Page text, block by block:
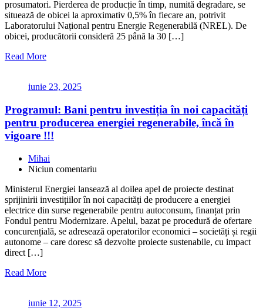
prosumatori. Pierderea de producție în timp, numită degradare, se
situează de obicei la aproximativ 0,5% în fiecare an, potrivit
Laboratorului Național pentru Energie Regenerabilă (NREL). De
obicei, producătorii consideră 25 până la 30 […]
Read More
iunie 23, 2025
Programul: Bani pentru investiția în noi capacități
pentru producerea energiei regenerabile, încă în
vigoare !!!
Mihai
Niciun comentariu
Ministerul Energiei lansează al doilea apel de proiecte destinat
sprijinirii investițiilor în noi capacități de producere a energiei
electrice din surse regenerabile pentru autoconsum, finanțat prin
Fondul pentru Modernizare. Apelul, bazat pe procedură de ofertare
concurențială, se adresează operatorilor economici – societăți și regii
autonome – care doresc să dezvolte proiecte sustenabile, cu impact
direct […]
Read More
iunie 12, 2025